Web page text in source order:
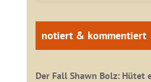
notiert & kommentiert
Der Fall Shawn Bolz: Hütet